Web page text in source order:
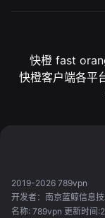
快橙 fast
快橙客户端各平
2019-2026 789vpn
开发者：南京蓝鲸信息
名称: 789vpn 更新时间